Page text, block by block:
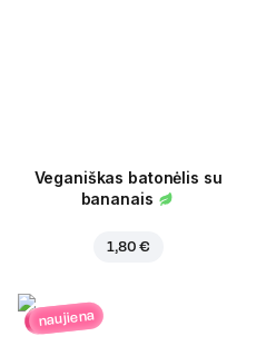
Veganiškas batonėlis su
bananais
1,80 €
naujiena